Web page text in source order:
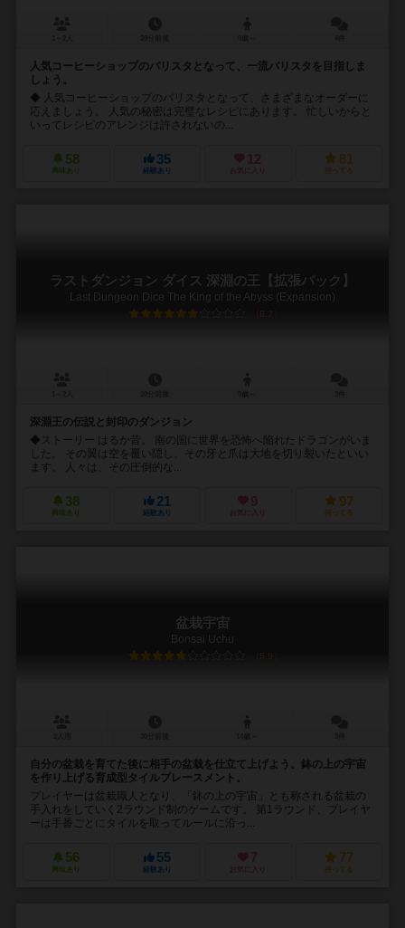
人気コーヒーショップのバリスタとなって、一流バリスタを目指しま
しょう。
◆ 人気コーヒーショップのバリスタとなって、さまざまなオーダーに
応えましょう。 人気の秘密は完璧なレシピにあります。 忙しいからと
いってレシピのアレンジは許されないの...
58
興味あり
35
経験あり
12
お気に入り
81
持ってる
ラストダンジョン ダイス 深淵の王【拡張パック】
Last Dungeon Dice The King of the Abyss (Expansion)
6.2
深淵王の伝説と封印のダンジョン
◆ストーリー はるか昔。 南の国に世界を恐怖へ陥れたドラゴンがいま
した。 その翼は空を覆い隠し、その牙と爪は大地を切り裂いたといい
ます。 人々は、その圧倒的な...
38
興味あり
21
経験あり
9
お気に入り
97
持ってる
盆栽宇宙
Bonsai Uchu
5.9
自分の盆栽を育てた後に相手の盆栽を仕立て上げよう。鉢の上の宇宙
を作り上げる育成型タイルプレースメント。
プレイヤーは盆栽職人となり、「鉢の上の宇宙」とも称される盆栽の
手入れをしていく2ラウンド制のゲームです。 第1ラウンド、プレイヤ
ーは手番ごとにタイルを取ってルールに沿っ...
56
興味あり
55
経験あり
7
お気に入り
77
持ってる